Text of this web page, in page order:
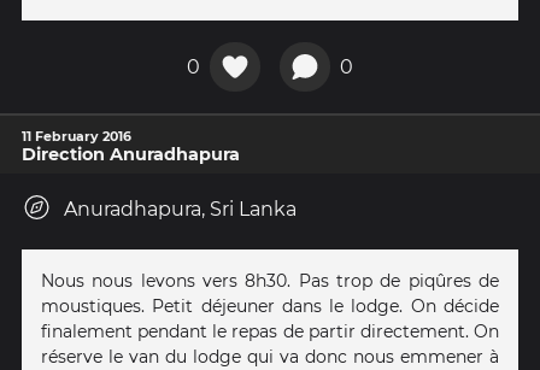
0 0
11 February 2016
Direction Anuradhapura
Anuradhapura, Sri Lanka
Nous nous levons vers 8h30. Pas trop de piqûres de
moustiques. Petit déjeuner dans le lodge. On décide
finalement pendant le repas de partir directement. On
réserve le van du lodge qui va donc nous emmener à